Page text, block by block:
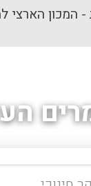
- המכון הארצי